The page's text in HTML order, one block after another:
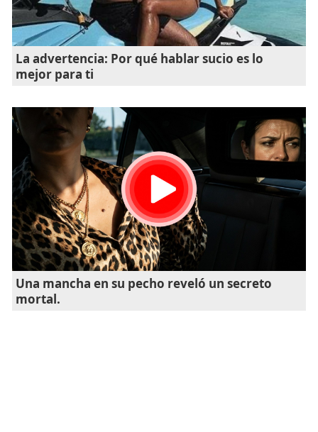
La advertencia: Por qué hablar sucio es lo
mejor para ti
Una mancha en su pecho reveló un secreto
mortal.